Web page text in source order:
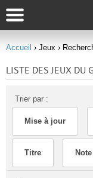
Accueil › Jeux ›
LISTE DES JEUX DU
Trier par :
Mise à jour
Titre Note